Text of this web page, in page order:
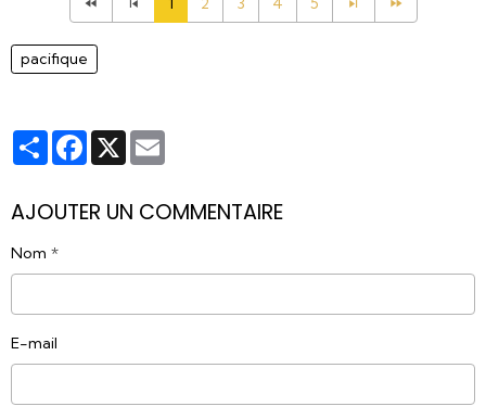
pacifique
PartagerFacebook
X
AJOUTER UN COMMENTAIRE
Nom
E-mail